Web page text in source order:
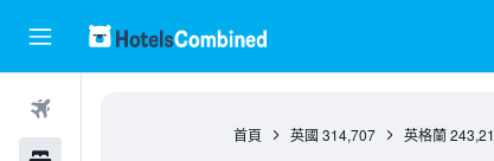
首頁 英國 314,707 英格蘭